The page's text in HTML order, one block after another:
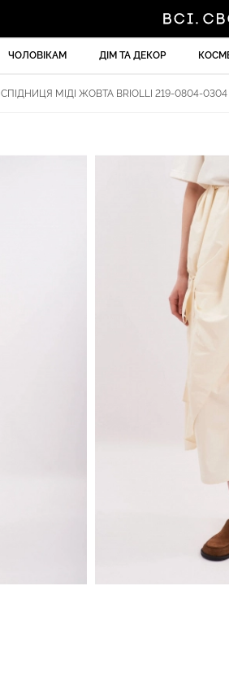
ЧОЛОВІКАМ ДІМ ТА ДЕКОР
СПІДНИЦЯ МІДІ ЖОВТА BRIOLLI 219-0804-0304